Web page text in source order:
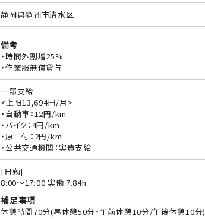
静岡県静岡市清水区
備考
・時間外割増25%
・作業服無償貸与
一部支給
<上限13,694円/月>
・自動車：12円/km
・バイク：4円/km
・原 付：2円/km
・公共交通機関：実費支給
[日勤]
8:00〜17:00 実働 7.84h
補足事項
休憩時間70分(昼休憩50分・午前休憩10分/午後休憩10分)